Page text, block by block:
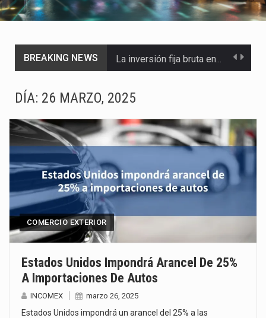
BREAKING NEWS
El derecho a la previsibilidad de los horarios de trabajo en turnos rotativos podría ser…
La industria manufacturera de exportación afiliada a Index en Nuevo León ha alcanzado hasta 10%…
Las métricas tradicionales de los parques industriales —absorción, ocupación y metros cuadrados desarrollados— resultan insuficientes…
DÍA: 26 MARZO, 2025
COMERCIO EXTERIOR
Estados Unidos Impondrá Arancel De 25%
A Importaciones De Autos
INCOMEX marzo 26, 2025
Estados Unidos impondrá un arancel del 25% a las